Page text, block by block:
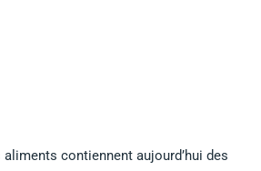
contiennent aujourd’hui des